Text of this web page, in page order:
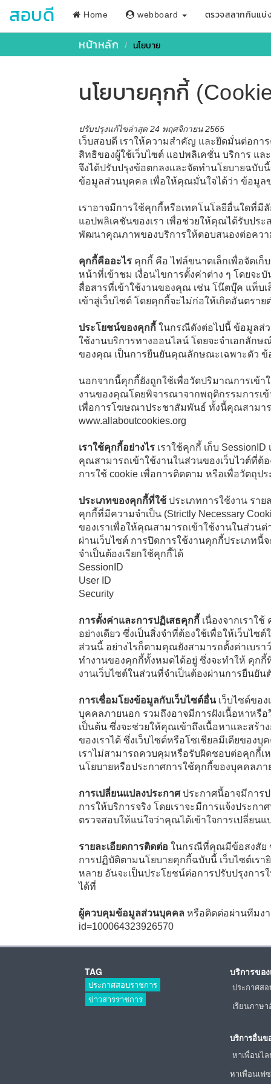
สอบดี Home webboard ตรวจสลากกินแบ่
หน้าหลัก นโยบาย
นโยบายคุกกี้
ปรับปรุงแก้ไขล่าสุด 24 พฤศจิกายน 2565
เว็บสอบดี เราให้ความสำคัญ และยึดมั่นต่อก
สิทธิของผู้ใช้เว็บไซต์ แอปพลิเคชั่น บริการ แล
จึงได้ปรับปรุงข้อตกลงและจัดทำนโยบายฉบั
ข้อมูลส่วนบุคคล เพื่อให้คุณมั่นใจได้ว่า ข้อมูล
เราอาจมีการใช้คุกกี้หรือเทคโนโลยีอื่นใดที่มี
แอปพลิเคชันของเรา เพื่อช่วยให้คุณได้รับปร
พัฒนาคุณภาพของบริการให้ตอบสนองต่อคว
คุกกี้คืออะไร คุกกี้ คือ ไฟล์ขนาดเล็กเพื่อจัดเก็
หน้าที่เข้าชม เงื่อนไขการตั้งค่าต่าง ๆ โดยจ
สื่อสารที่เข้าใช้งานของคุณ เช่น โน๊ตบุ๊ค แท็บ
เข้าสู่เว็บไซต์ โดยคุกกี้จะไม่ก่อให้เกิดอันตร
ประโยชน์ของคุกกี้ ในกรณีดังต่อไปนี้ ข้อมูลส่
ใช้งานบริการทางออนไลน์ โดยจะจำเอกลัก
ของคุณ เป็นการยืนยันคุณลักษณะเฉพาะตัว
นอกจากนี้คุกกี้ยังถูกใช้เพื่อวัดปริมาณการเข้า
งานของคุณโดยพิจารณาจากพฤติกรรมการเ
เพื่อการโฆษณาประชาสัมพันธ์ ทั้งนี้คุณสามา
www.allaboutcookies.org
เราใช้คุกกี้อย่างไร เราใช้คุกกี้ เก็บ
คุณสามารถเข้าใช้งานในส่วนของเว็บไวต์ที่ต้
การใช้ cookie เพื่อการติดตาม หรือเพื่อวัตถุป
ประเภทของคุกกี้ที่ใช้ ประเภทการใช้งาน ราย
คุกกี้ที่มีความจำเป็น (Strictly Necessary
ของเราเพื่อให้คุณสามารถเข้าใช้งานในส่วน
ผ่านเว็บไซต์ การปิดการใช้งานคุกกี้ประเภท
จำเป็นต้องเรียกใช้คุกกี้ได้
SessionID
User ID
Security
การตั้งค่าและการปฏิเสธคุกกี้ เนื่องจากเราใช้
อย่างเดียว ซึ่งเป็นสิ่งจำที่ต้องใช้เพื่อให้เว็บไ
ส่วนนี้ อย่างไรก็ตามคุณยังสามารถตั้งค่าเบร
ทำงานของคุกกี้ทั้งหมดได้อยู่ ซึ่งจะทำให้ คุก
งานเว็บไซต์ในส่วนที่จำเป็นต้องผ่านการยืนยัน
การเชื่อมโยงข้อมูลกับเว็บไซต์อื่นเว็บไซต์ของ
บุคคลภายนอก รวมถึงอาจมีการฝังเนื้อหาหรือ
เป็นต้น ซึ่งจะช่วยให้คุณเข้าถึงเนื้อหาและสร้
ของเราได้ ซึ่งเว็บไซต์หรือโซเชียลมีเดียขอ
เราไม่สามารถควบคุมหรือรับผิดชอบต่อคุกกี้
นโยบายหรือประกาศการใช้คุกกี้ของบุคคลภา
การเปลี่ยนแปลงประกาศประกาศนี้อาจมีการ
การให้บริการจริง โดยเราจะมีการแจ้งประ
ตรวจสอบให้แน่ใจว่าคุณได้เข้าใจการเปลี่ยน
รายละเอียดการติดต่อ ในกรณีที่คุณมีข้อสงสัย
การปฏิบัติตามนโยบายคุกกี้ฉบับนี้ เว็บไซต์เร
หลาย อันจะเป็นประโยชน์ต่อการปรับปรุงกา
ได้ที่
ผู้ควบคุมข้อมูลส่วนบุคคล หรือติดต่อผ่านทีมงา
id=100064323926570
TAG
ประกาศสอบราชการ
ข่าวสารราชการ
บริการของ
ประกาศส
เรียนภาษ
บริการอื่นข
หาเพื่อนไ
หาเพื่อนเฟซ